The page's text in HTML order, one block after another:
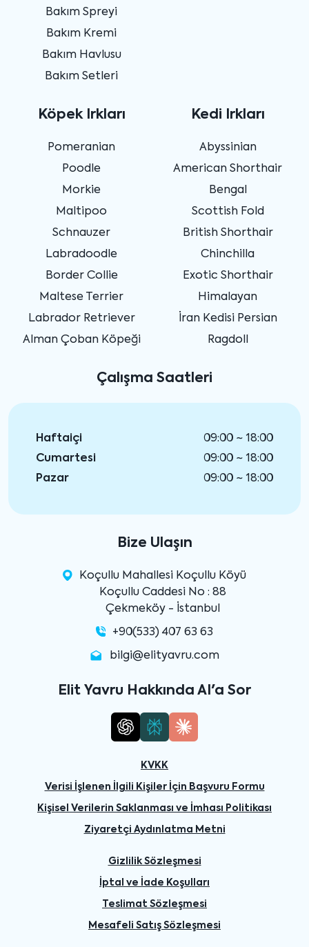
Bakım Spreyi
Bakım Kremi
Bakım Havlusu
Bakım Setleri
Köpek Irkları
Pomeranian
Poodle
Morkie
Maltipoo
Schnauzer
Labradoodle
Border Collie
Maltese Terrier
Labrador Retriever
Alman Çoban Köpeği
Kedi Irkları
Abyssinian
American Shorthair
Bengal
Scottish Fold
British Shorthair
Chinchilla
Exotic Shorthair
Himalayan
İran Kedisi Persian
Ragdoll
Çalışma Saatleri
Haftaiçi
09:00 ~ 18:00
Cumartesi
09:00 ~ 18:00
Pazar
09:00 ~ 18:00
Bize Ulaşın
Koçullu Mahallesi Koçullu Köyü
Koçullu Caddesi No : 88
Çekmeköy - İstanbul
+90(533) 407 63 63
bilgi@elityavru.com
Elit Yavru Hakkında AI'a Sor
KVKK
Verisi İşlenen İlgili Kişiler İçin Başvuru Formu
Kişisel Verilerin Saklanması ve İmhası Politikası
Ziyaretçi Aydınlatma Metni
Gizlilik Sözleşmesi
İptal ve İade Koşulları
Teslimat Sözleşmesi
Mesafeli Satış Sözleşmesi